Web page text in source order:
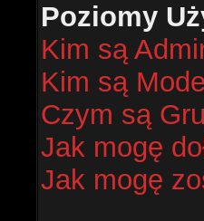
Poziomy
Kim są
Kim są
Czym są
Jak mogę
Jak mogę